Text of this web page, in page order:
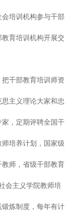
培训机构参与干部
育培训机构开展交
把干部教育培训师资
主义理论大家和忠
，定期评聘全国干
培养计划，国家级
师，省级干部教育
会主义学院教师培
炼制度，每年有计